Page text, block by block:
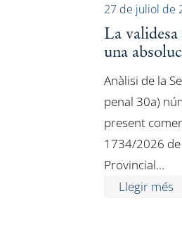
27 de juliol de
La
una
Anàlisi de la
penal 30a)
present
1734/2026 de
Provincial…
Llegir més